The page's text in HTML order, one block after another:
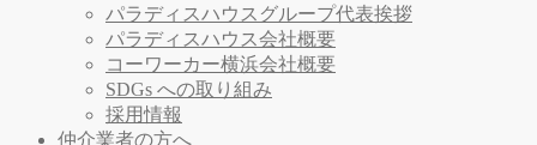
パラディスハウスグループ代表挨拶
パラディスハウス会社概要
コーワーカー横浜会社概要
SDGs への取り組み
採用情報
仲介業者の方へ